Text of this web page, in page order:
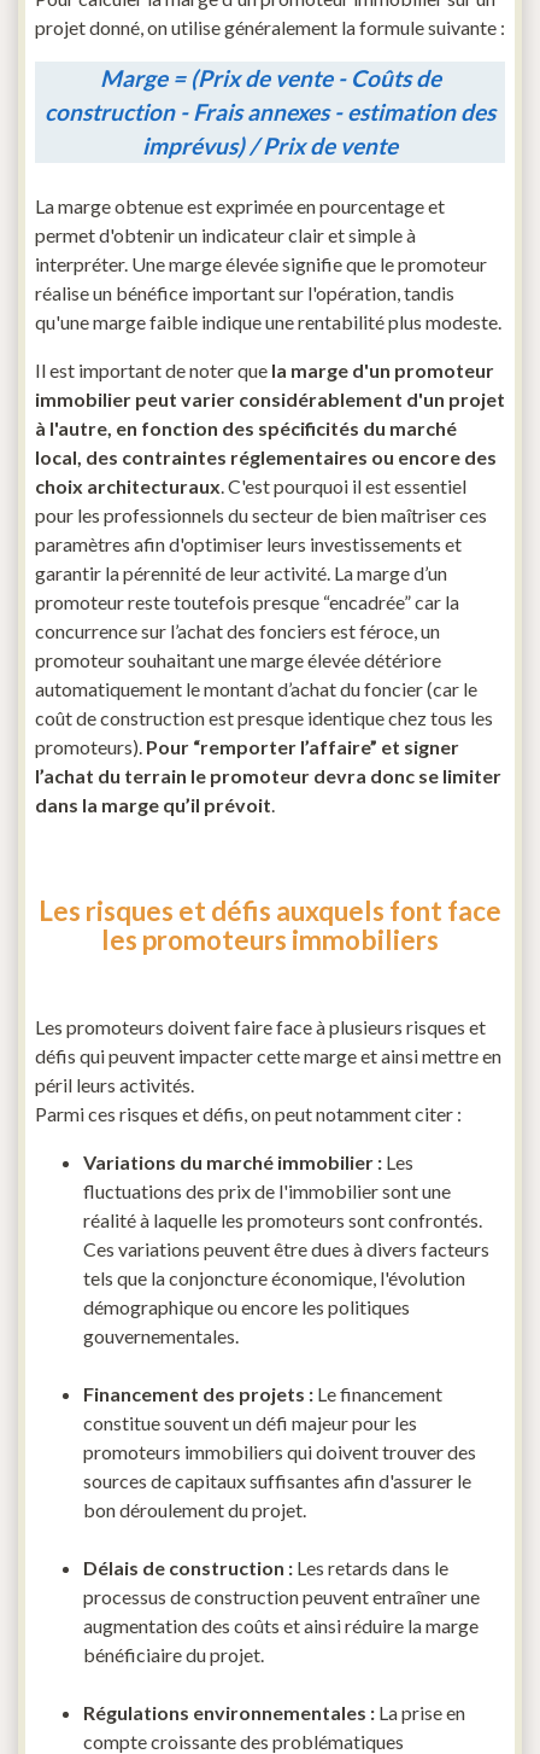
projet donné, on utilise généralement la formule suivante :
Marge = (Prix de vente - Coûts de
construction - Frais annexes - estimation des
imprévus) / Prix de vente
La marge obtenue est exprimée en pourcentage et
permet d'obtenir un indicateur clair et simple à
interpréter. Une marge élevée signifie que le promoteur
réalise un bénéfice important sur l'opération, tandis
qu'une marge faible indique une rentabilité plus modeste.
Il est important de noter que la marge d'un promoteur
immobilier peut varier considérablement d'un projet
à l'autre, en fonction des spécificités du marché
local, des contraintes réglementaires ou encore des
choix architecturaux. C'est pourquoi il est essentiel
pour les professionnels du secteur de bien maîtriser ces
paramètres afin d'optimiser leurs investissements et
garantir la pérennité de leur activité. La marge d’un
promoteur reste toutefois presque “encadrée” car la
concurrence sur l’achat des fonciers est féroce, un
promoteur souhaitant une marge élevée détériore
automatiquement le montant d’achat du foncier (car le
coût de construction est presque identique chez tous les
promoteurs). Pour “remporter l’affaire” et signer
l’achat du terrain le promoteur devra donc se limiter
dans la marge qu’il prévoit.
Les risques et défis auxquels font face
les promoteurs immobiliers
Les promoteurs doivent faire face à plusieurs risques et
défis qui peuvent impacter cette marge et ainsi mettre en
péril leurs activités.
Parmi ces risques et défis, on peut notamment citer :
Variations du marché immobilier : Les
fluctuations des prix de l'immobilier sont une
réalité à laquelle les promoteurs sont confrontés.
Ces variations peuvent être dues à divers facteurs
tels que la conjoncture économique, l'évolution
démographique ou encore les politiques
gouvernementales.
Financement des projets : Le financement
constitue souvent un défi majeur pour les
promoteurs immobiliers qui doivent trouver des
sources de capitaux suffisantes afin d'assurer le
bon déroulement du projet.
Délais de construction : Les retards dans le
processus de construction peuvent entraîner une
augmentation des coûts et ainsi réduire la marge
bénéficiaire du projet.
Régulations environnementales : La prise en
compte croissante des problématiques